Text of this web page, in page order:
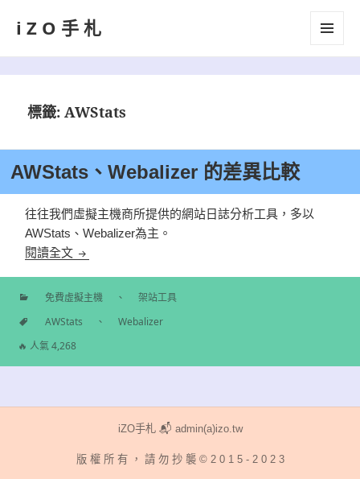
iZO手札
標籤:AWStats
AWStats、Webalizer 的差異比較
往往我們虛擬主機商所提供的網站日誌分析工具，多以
AWStats、Webalizer為主。
閱讀全文 AWStats、Webalizer 的差異比較
分
免費虛擬主機 、 架站工具
標
AWStats 、
Webalizer
🔥 人氣 4,268
iZO手札 📬 admin(a)izo.tw
版 權 所 有 ， 請 勿 抄 襲 © 2 0 1 5 - 2 0 2 3